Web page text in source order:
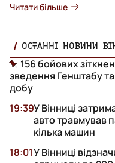
Читати більше
ОСТАННІ НОВИНИ
156 бойових
зведення Генштабу
добу
У Вінниці
авто травмував
кілька машин
19:39
У Вінниці
18:01